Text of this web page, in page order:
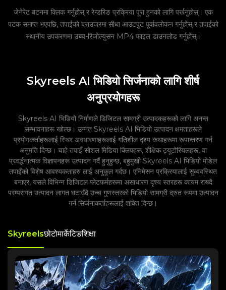
जेनेरेट बटनमा क्लिक गर्नुहोस् र रेन्डरिङ प्रक्रिया पूरा हुनको लागि पर्खनुहोस्। एक
पटक समाप्त भएपछि, तपाईंको ब्राउजरमा सीधा आउटपुट पूर्वावलोकन गर्नुहोस् र तपाईंको
स्थानीय उपकरणमा उच्च-रिजोल्युसन MP4 फाइल डाउनलोड गर्नुहोस्।
Skyreels AI भिडियो सिर्जनाको लागि शीर्ष
अनुप्रयोगहरू
Skyreels AI भिडियो निर्माणले डिजिटल सामग्री उत्पादकहरूको लागि अनन्त
सम्भावनाहरू खोल्छ। उन्नत Skyreels AI भिडियो उत्पादन क्षमताहरूले
प्रयोगकर्ताहरूलाई स्थिर अवधारणाहरूलाई गतिशील दृश्य कथाहरूमा रूपान्तरण गर्न
अनुमति दिन्छ। चाहे तपाइँ सोशल मिडिया क्लिपहरू, शैक्षिक ट्यूटोरियलहरू, वा
प्रवर्द्धनात्मक विज्ञापनहरू उत्पादन गर्दै हुनुहुन्छ, बहुमुखी Skyreels AI भिडियो मोडेल
तपाइँको विशेष आवश्यकताहरु लाई अनुकूल गर्दछ। एनिमेसन प्रक्रियालाई सुव्यवस्थित
बनाएर, यसले विभिन्न डिजिटल प्लेटफर्महरूमा असाधारण दृश्य स्तरहरू कायम राख्दै
परम्परागत उत्पादन लागत घटाउँदै उच्च गुणस्तरको भिडियो सामग्री द्रुत रूपमा उत्पादन
गर्न सिर्जनाकर्ताहरूलाई शक्ति दिन्छ।
Skyreelsछोटोमार्केटिङशिक्षा